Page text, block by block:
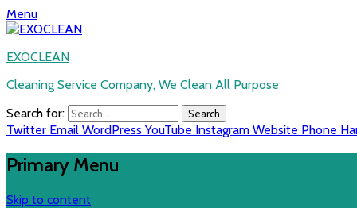
Menu
EXOCLEAN
Cleaning Service Company, We Clean All Purpose
Search for:
Twitter Email WordPress YouTube Instagram Website Phone
Primary Menu
Skip to content